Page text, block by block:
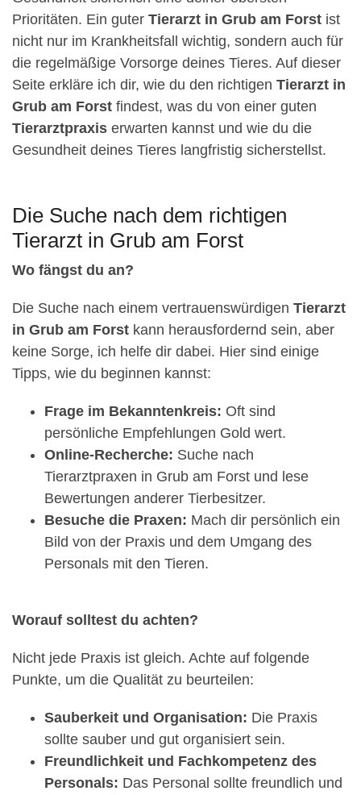
Prioritäten. Ein guter Tierarzt in Grub am Forst ist
nicht nur im Krankheitsfall wichtig, sondern auch für
die regelmäßige Vorsorge deines Tieres. Auf dieser
Seite erkläre ich dir, wie du den richtigen Tierarzt in
Grub am Forst findest, was du von einer guten
Tierarztpraxis erwarten kannst und wie du die
Gesundheit deines Tieres langfristig sicherstellst.
Die Suche nach dem richtigen
Tierarzt in Grub am Forst
Wo fängst du an?
Die Suche nach einem vertrauenswürdigen Tierarzt
in Grub am Forst kann herausfordernd sein, aber
keine Sorge, ich helfe dir dabei. Hier sind einige
Tipps, wie du beginnen kannst:
Frage im Bekanntenkreis: Oft sind
persönliche Empfehlungen Gold wert.
Online-Recherche: Suche nach
Tierarztpraxen in Grub am Forst und lese
Bewertungen anderer Tierbesitzer.
Besuche die Praxen: Mach dir persönlich ein
Bild von der Praxis und dem Umgang des
Personals mit den Tieren.
Worauf solltest du achten?
Nicht jede Praxis ist gleich. Achte auf folgende
Punkte, um die Qualität zu beurteilen:
Sauberkeit und Organisation: Die Praxis
sollte sauber und gut organisiert sein.
Freundlichkeit und Fachkompetenz des
Personals: Das Personal sollte freundlich und